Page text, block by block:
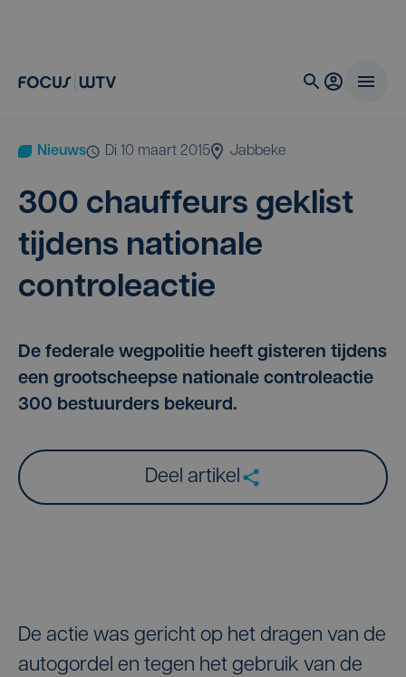
Nieuws di 10 maart 2015 Jabbeke
300 chauf­feurs geklist
tij­dens nati­o­na­le
controleactie
De federale wegpolitie heeft gisteren tijdens
een grootscheepse nationale controleactie
300 bestuurders bekeurd.
Deel artikel
De actie was gericht op het dragen van de
autogordel en tegen het gebruik van de